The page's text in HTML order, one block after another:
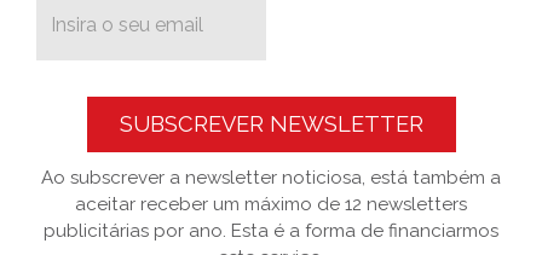
SUBSCREVER NEWSLETTER
Ao subscrever a newsletter noticiosa, está também a
aceitar receber um máximo de 12 newsletters
publicitárias por ano. Esta é a forma de financiarmos